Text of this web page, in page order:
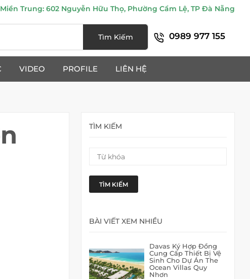
Trung: 602 Nguyễn Hữu Thọ, Phường Cẩm Lệ, TP Đà Nẵng
Tìm Kiếm 0989 977 155
VIDEO PROFILE LIÊN HỆ
TÌM KIẾM
TÌM KIẾM
BÀI VIẾT XEM NHIỀU
Davas Ký Hợp Đồng
Cung Cấp Thiết Bị Vệ
Sinh Cho Dự Án The
Ocean Villas Quy
Nhơn